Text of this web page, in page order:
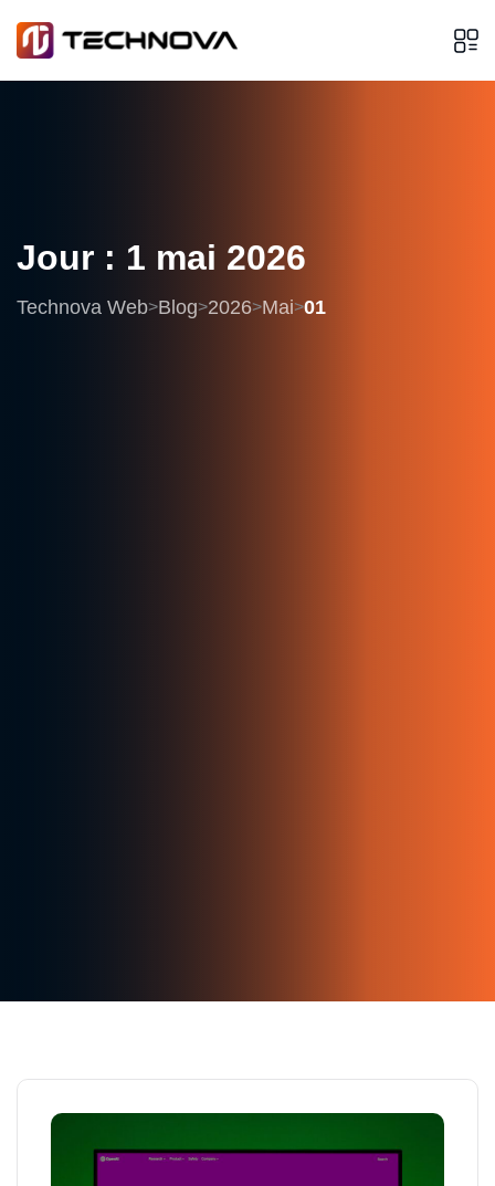
Jour : 1 mai 2026
Technova Web>Blog>2026>Mai>01